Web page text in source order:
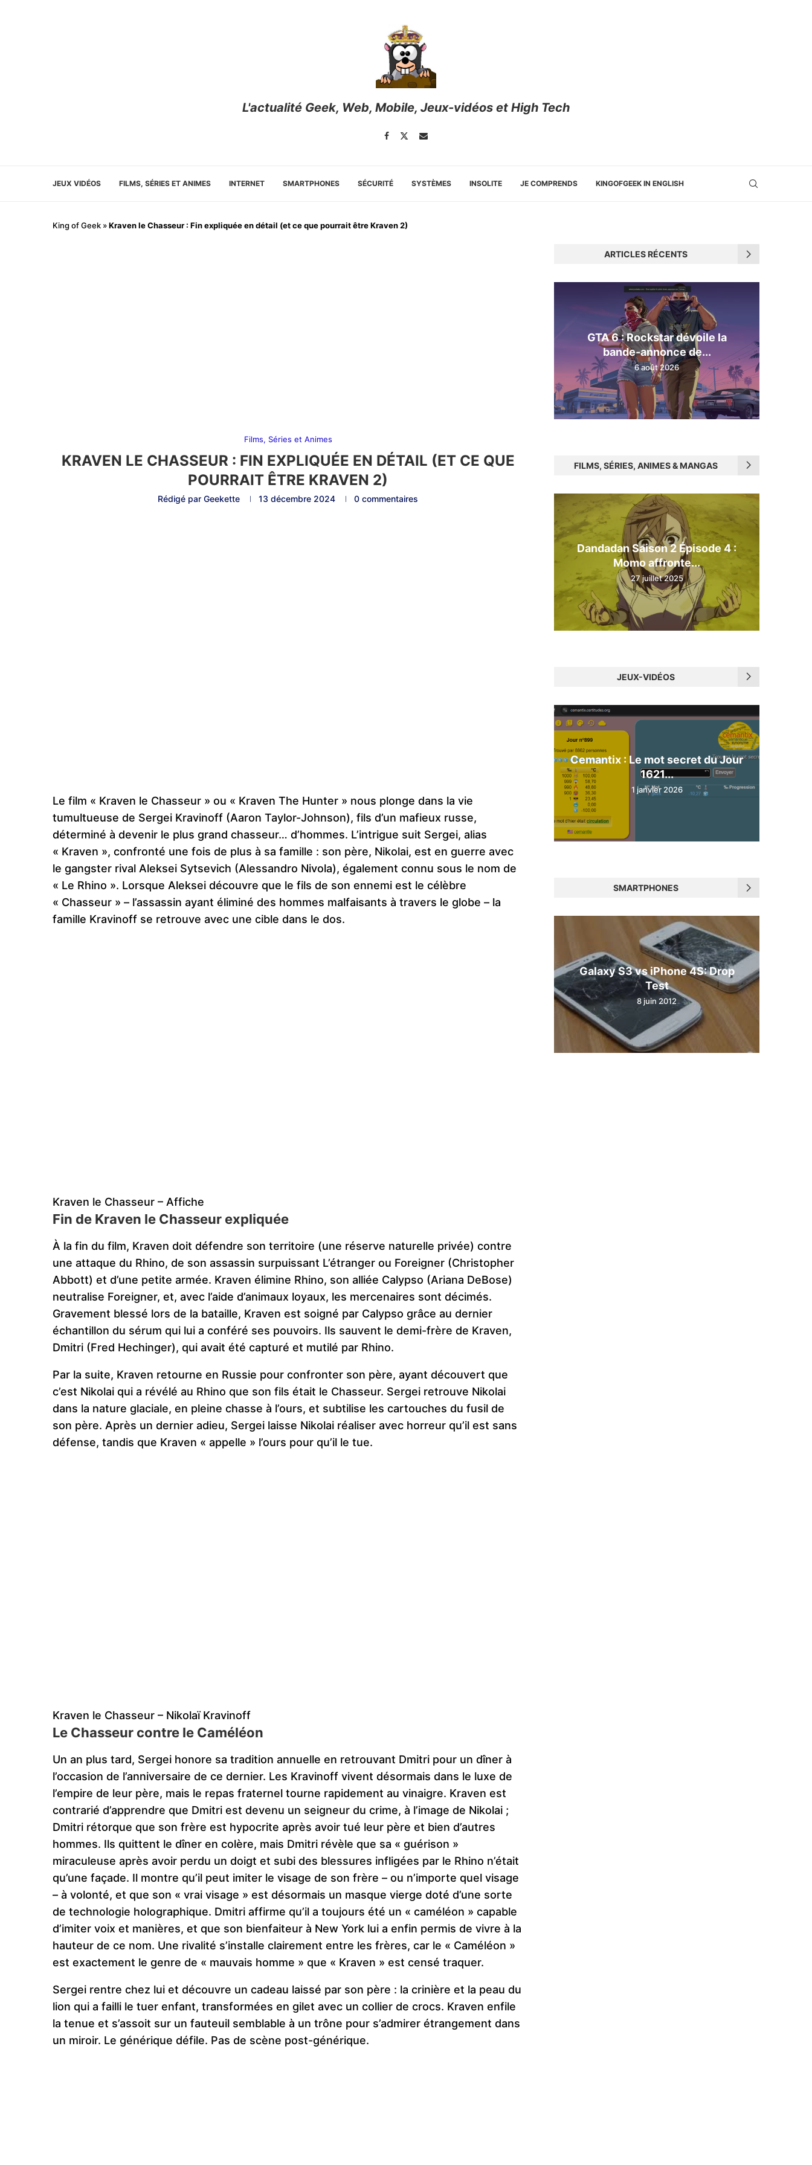
L'actualité Geek, Web, Mobile, Jeux-vidéos et High Tech
JEUX VIDÉOS FILMS, SÉRIES ET ANIMES INTERNET SMARTPHONES SÉCURITÉ SYSTÈMES INSOLITE JE COMPRENDS KINGOFGEEK IN ENGLISH
King of Geek »Kraven le Chasseur : Fin expliquée en détail (et ce que pourrait être Kraven 2)
Films, Séries et Animes
KRAVEN LE CHASSEUR : FIN EXPLIQUÉE EN DÉTAIL (ET CE QUE
POURRAIT ÊTRE KRAVEN 2)
Rédigé parGeekette 13 décembre 2024 0 commentaires
Le film « Kraven le Chasseur » ou « Kraven The Hunter » nous plonge dans la vie
tumultueuse de Sergei Kravinoff (Aaron Taylor-Johnson), fils d’un mafieux russe,
déterminé à devenir le plus grand chasseur… d’hommes. L’intrigue suit Sergei, alias
« Kraven », confronté une fois de plus à sa famille : son père, Nikolai, est en guerre avec
le gangster rival Aleksei Sytsevich (Alessandro Nivola), également connu sous le nom de
« Le Rhino ». Lorsque Aleksei découvre que le fils de son ennemi est le célèbre
« Chasseur » – l’assassin ayant éliminé des hommes malfaisants à travers le globe – la
famille Kravinoff se retrouve avec une cible dans le dos.
Kraven le Chasseur – Affiche
Fin de Kraven le Chasseur expliquée
À la fin du film, Kraven doit défendre son territoire (une réserve naturelle privée) contre
une attaque du Rhino, de son assassin surpuissant L’étranger ou Foreigner (Christopher
Abbott) et d’une petite armée. Kraven élimine Rhino, son alliée Calypso (Ariana DeBose)
neutralise Foreigner, et, avec l’aide d’animaux loyaux, les mercenaires sont décimés.
Gravement blessé lors de la bataille, Kraven est soigné par Calypso grâce au dernier
échantillon du sérum qui lui a conféré ses pouvoirs. Ils sauvent le demi-frère de Kraven,
Dmitri (Fred Hechinger), qui avait été capturé et mutilé par Rhino.
Par la suite, Kraven retourne en Russie pour confronter son père, ayant découvert que
c’est Nikolai qui a révélé au Rhino que son fils était le Chasseur. Sergei retrouve Nikolai
dans la nature glaciale, en pleine chasse à l’ours, et subtilise les cartouches du fusil de
son père. Après un dernier adieu, Sergei laisse Nikolai réaliser avec horreur qu’il est sans
défense, tandis que Kraven « appelle » l’ours pour qu’il le tue.
Kraven le Chasseur – Nikolaï Kravinoff
Le Chasseur contre le Caméléon
Un an plus tard, Sergei honore sa tradition annuelle en retrouvant Dmitri pour un dîner à
l’occasion de l’anniversaire de ce dernier. Les Kravinoff vivent désormais dans le luxe de
l’empire de leur père, mais le repas fraternel tourne rapidement au vinaigre. Kraven est
contrarié d’apprendre que Dmitri est devenu un seigneur du crime, à l’image de Nikolai ;
Dmitri rétorque que son frère est hypocrite après avoir tué leur père et bien d’autres
hommes. Ils quittent le dîner en colère, mais Dmitri révèle que sa « guérison »
miraculeuse après avoir perdu un doigt et subi des blessures infligées par le Rhino n’était
qu’une façade. Il montre qu’il peut imiter le visage de son frère – ou n’importe quel visage
– à volonté, et que son « vrai visage » est désormais un masque vierge doté d’une sorte
de technologie holographique. Dmitri affirme qu’il a toujours été un « caméléon » capable
d’imiter voix et manières, et que son bienfaiteur à New York lui a enfin permis de vivre à la
hauteur de ce nom. Une rivalité s’installe clairement entre les frères, car le « Caméléon »
est exactement le genre de « mauvais homme » que « Kraven » est censé traquer.
Sergei rentre chez lui et découvre un cadeau laissé par son père : la crinière et la peau du
lion qui a failli le tuer enfant, transformées en gilet avec un collier de crocs. Kraven enfile
la tenue et s’assoit sur un fauteuil semblable à un trône pour s’admirer étrangement dans
un miroir. Le générique défile. Pas de scène post-générique.
ARTICLES RÉCENTS
GTA 6 : Rockstar dévoile la
bande-annonce de...
6 août 2026
FILMS, SÉRIES, ANIMES & MANGAS
Dandadan Saison 2 Épisode 4 :
Momo affronte...
27 juillet 2025
JEUX-VIDÉOS
Cemantix : Le mot secret du Jour
1621...
1 janvier 2026
SMARTPHONES
Galaxy S3 vs iPhone 4S: Drop
Test
8 juin 2012